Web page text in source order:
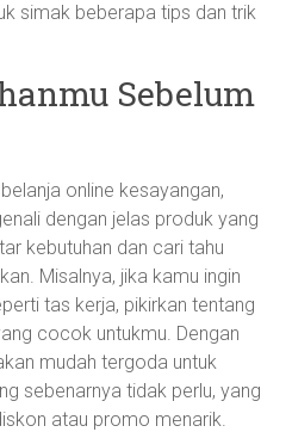
simak beberapa tips dan trik
Sebelum
online kesayangan,
dengan jelas produk yang
kebutuhan dan cari tahu
Misalnya, jika kamu ingin
tas kerja, pikirkan tentang
cocok untukmu. Dengan
mudah tergoda untuk
sebenarnya tidak perlu, yang
atau promo menarik.